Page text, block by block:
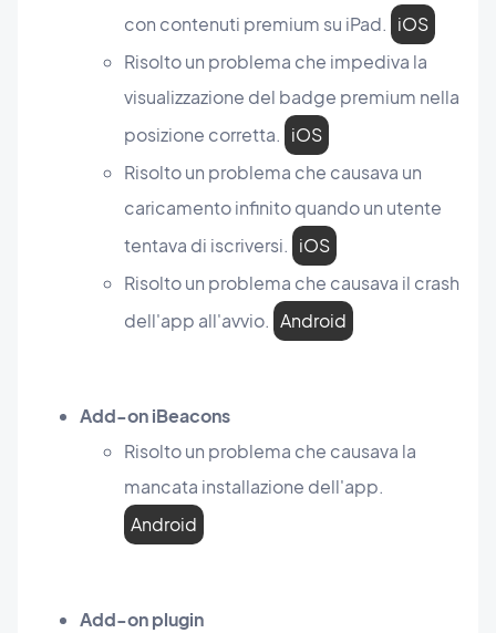
con contenuti premium su iPad. iOS
Risolto un problema che impediva la
visualizzazione del badge premium nella
posizione corretta. iOS
Risolto un problema che causava un
caricamento infinito quando un utente
tentava di iscriversi. iOS
Risolto un problema che causava il crash
dell'app all'avvio. Android
Add-on iBeacons
Risolto un problema che causava la
mancata installazione dell'app.
Android
Add-on plugin